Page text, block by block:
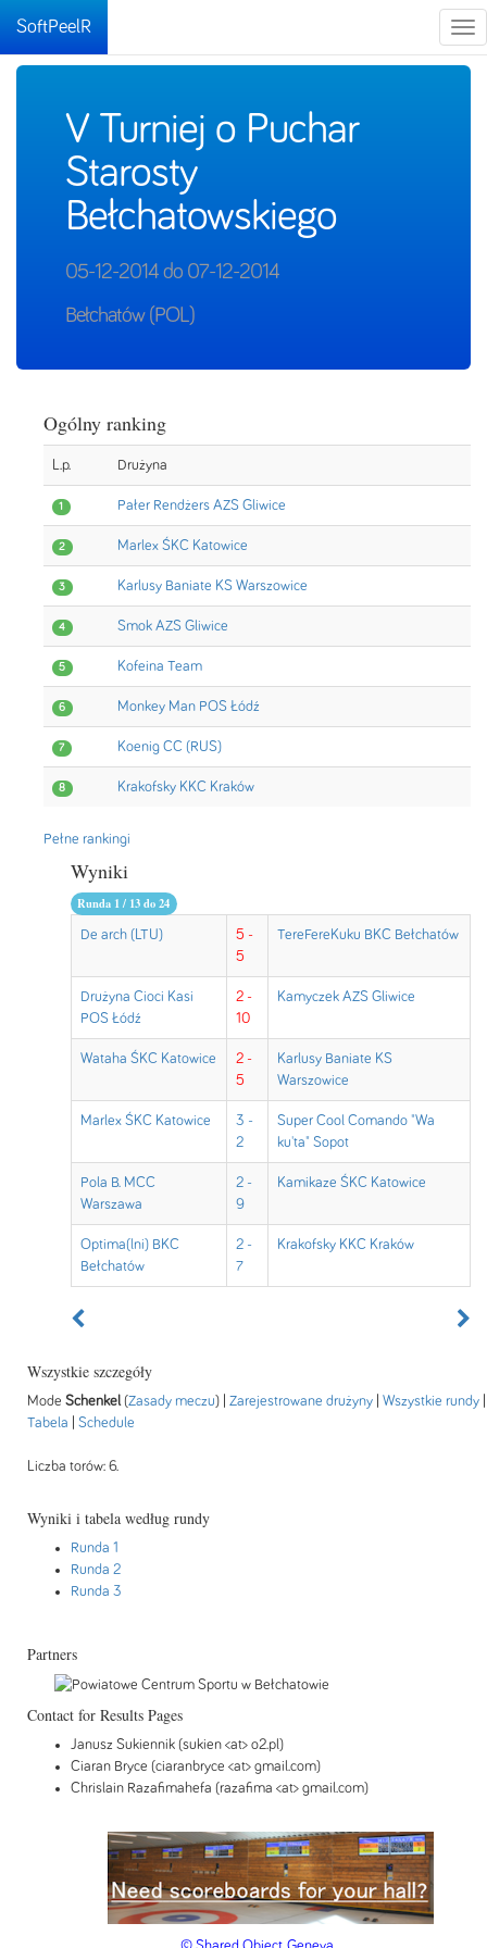
SoftPeelR
V Turniej o Puchar
Starosty
Bełchatowskiego
05-12-2014 do 07-12-2014
Bełchatów (POL)
Ogólny ranking
L.p. Drużyna
1 Pałer Rendżers AZS Gliwice
2 Marlex ŚKC Katowice
3 Karlusy Baniate KS Warszowice
4 Smok AZS Gliwice
5 Kofeina Team
6 Monkey Man POS Łódź
7 Koenig CC (RUS)
8 Krakofsky KKC Kraków
Pełne rankingi
Wyniki
Runda 1 / 13 do 24
De arch (LTU)
5 -
5
TereFereKuku BKC Bełchatów
Drużyna Cioci Kasi
POS Łódź
2 -
10
Kamyczek AZS Gliwice
Wataha ŚKC Katowice
2 -
5
Karlusy Baniate KS
Warszowice
Marlex ŚKC Katowice
3 -
2
Super Cool Comando "Wa
ku'ta" Sopot
Pola B. MCC
Warszawa
2 -
9
Kamikaze ŚKC Katowice
Optima(lni) BKC
Bełchatów
2 -
7
Krakofsky KKC Kraków
Wszystkie szczegóły
Mode Schenkel(Zasady meczu) | Zarejestrowane drużyny Wszystkie rundy
Tabela
Schedule
Liczba torów: 6.
Wyniki i tabela według rundy
Runda 1
Runda 2
Runda 3
Partners
Contact for Results Pages
Janusz Sukiennik (sukien <at> o2.pl)
Ciaran Bryce (ciaranbryce <at> gmail.com)
Chrislain Razafimahefa (razafima <at> gmail.com)